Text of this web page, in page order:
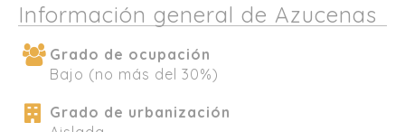
Información general de Azucenas
Grado de ocupación
Bajo (no más del 30%)
Grado de urbanización